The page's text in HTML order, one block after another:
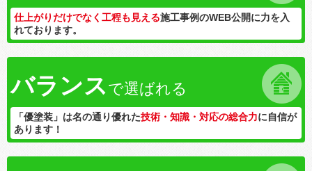
仕上がりだけでなく工程も見える施工事例のWEB公開に力を入
れております。
バランスで選ばれる
「優塗装」は名の通り優れた技術・知識・対応の総合力に自信が
あります！